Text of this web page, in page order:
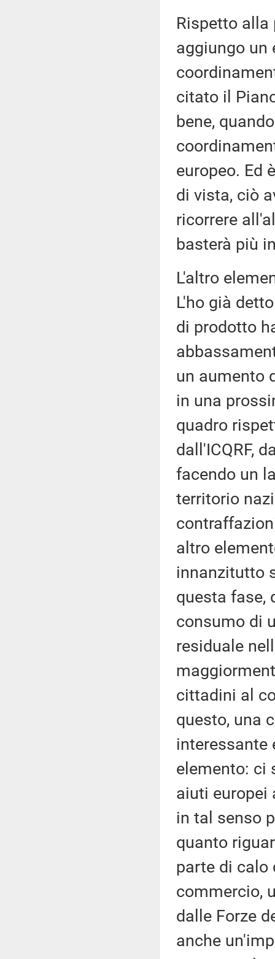
Rispetto alla
aggiungo un
citato il
bene,
europeo. Ed
di vista, ciò
ricorrere
basterà più
L'altro
L'ho già
di prodotto
un aumento
in una
quadro
dall'ICQRF,
facendo un
territorio
altro
innanzitutto
questa fase,
consumo di
residuale
cittadini al
questo, una
interessante
elemento: ci
aiuti europei
in tal senso
quanto
parte di calo
commercio,
dalle Forze
anche